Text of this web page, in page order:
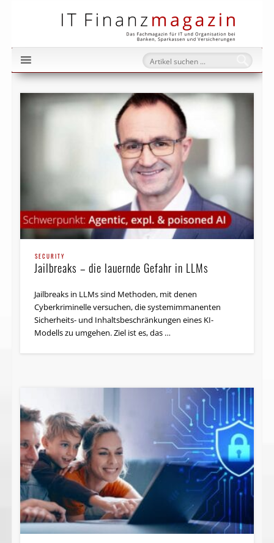
SECURITY
Jailbreaks – die lauernde Gefahr in LLMs
Jailbreaks in LLMs sind Methoden, mit denen
Cyberkriminelle versuchen, die systemimmanenten
Sicherheits- und Inhaltsbeschränkungen eines KI-
Modells zu umgehen. Ziel ist es, das …